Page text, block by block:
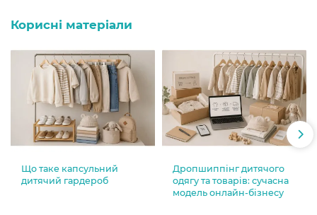
Корисні матеріали
Що таке капсульний
дитячий гардероб
Дропшиппінг дитячого
одягу та товарів: сучасна
модель онлайн-бізнесу